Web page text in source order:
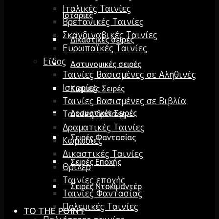
Ιστορίες
Δικαστικές σειρές
Αστυνομικές σειρές
Κωμικές Σειρές
Δραματικές Σειρές
Σειρές Φαντασίας
Σειρές Εποχής
Σειρές Ντοκιμαντέρ
TO THE POINT
Ιταλικές Ταινίες
Βρετανικές Ταινίες
Σκανδιναβικές Ταινίες
Ευρωπαϊκές Ταινίες
Είδος
Ταινίες Βασισμένες σε Αληθινές
Ιστορίες
Ταινίες Βασισμένες σε Βιβλία
Ταινίες δράσης
Δραματικές Ταινίες
Κωμωδίες
Δικαστικές Ταινίες
Θρίλερ
Ταινίες εποχής
Ταινίες Φαντασίας
Πολεμικές Ταινίες